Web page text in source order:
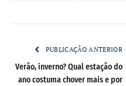
PUBLICAÇÃO ANTERIOR
Verão, inverno? Qual estação do
ano costuma chover mais e por